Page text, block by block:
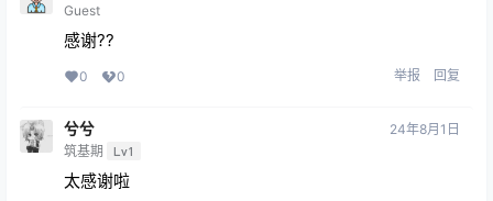
Guest
感谢??
0 0 举报 回复
兮兮
筑基期 Lv1
24年8月1日
太感谢啦